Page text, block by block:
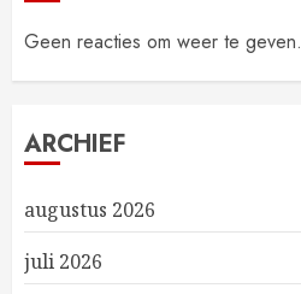
Geen reacties om weer te geven.
ARCHIEF
augustus 2026
juli 2026